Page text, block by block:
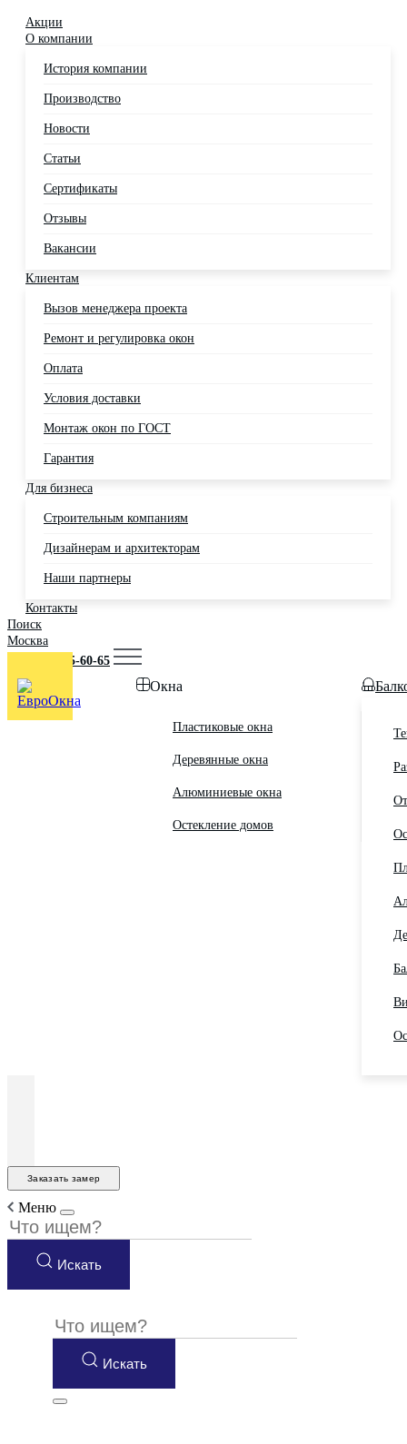
Акции
О компании
История компании
Производство
Новости
Статьи
Сертификаты
Отзывы
Вакансии
Клиентам
Вызов менеджера проекта
Ремонт и регулировка окон
Оплата
Условия доставки
Монтаж окон по ГОСТ
Гарантия
Для бизнеса
Строительным компаниям
Дизайнерам и архитекторам
Наши партнеры
Контакты
Поиск
Москва
+7 (495) 725-60-65
Окна
Пластиковые окна
Деревянные окна
Алюминиевые окна
Остекление домов
Заказать замер
Меню
Искать
Искать